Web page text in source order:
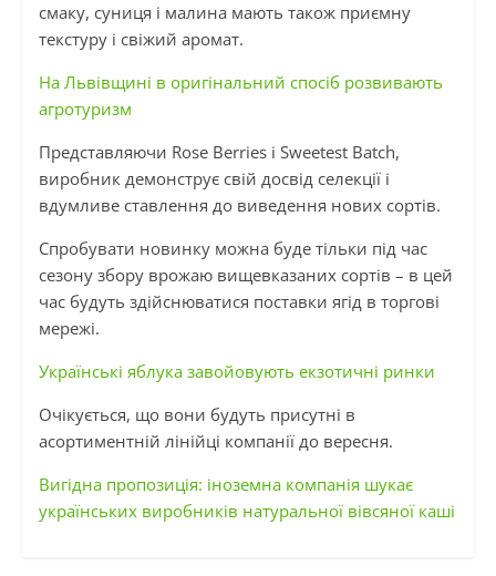
смаку, суниця і малина мають також приємну
текстуру і свіжий аромат.
На Львівщині в оригінальний спосіб розвивають
агротуризм
Представляючи Rose Berries і Sweetest Batch,
виробник демонструє свій досвід селекції і
вдумливе ставлення до виведення нових сортів.
Спробувати новинку можна буде тільки під час
сезону збору врожаю вищевказаних сортів – в цей
час будуть здійснюватися поставки ягід в торгові
мережі.
Українські яблука завойовують екзотичні ринки
Очікується, що вони будуть присутні в
асортиментній лінійці компанії до вересня.
Вигідна пропозиція: іноземна компанія шукає
українських виробників натуральної вівсяної каші